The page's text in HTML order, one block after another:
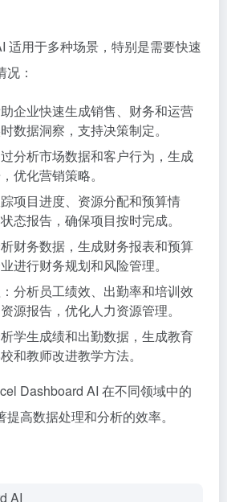
适用于多种场景，特别是需要快速
：
企业快速生成销售、财务和运营
数据洞察，支持决策制定。
分析市场数据和客户行为，生成
优化营销策略。
项目进度、资源分配和预算情
态报告，确保项目按时完成。
财务数据，生成财务报表和预算
进行财务规划和风险管理。
分析员工绩效、出勤率和培训效
源报告，优化人力资源管理。
学生成绩和出勤数据，生成教育
和教师改进教学方法。
Dashboard AI 在不同领域中的
高数据处理和分析的效率。